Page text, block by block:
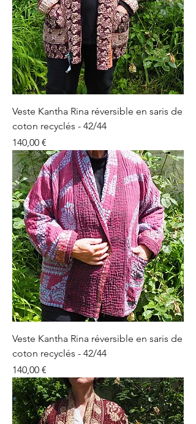
Veste Kantha Rina réversible en saris de
coton recyclés - 42/44
Prix
140,00 €
Veste Kantha Rina réversible en saris de
coton recyclés - 42/44
Prix
140,00 €